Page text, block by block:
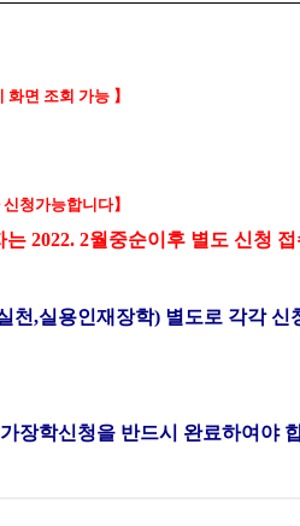
화면 조회 가능 】
신청가능합니다】
는 2022. 2월중순이후 별도 신청
천,실용인재장학) 별도로 각각 신
장학신청을 반드시 완료하여야